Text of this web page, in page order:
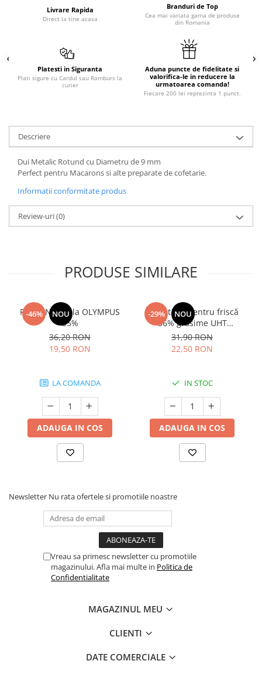
Livrare Rapida
Direct la tine acasa
Branduri de Top
Cea mai variata gama de produse
din Romania
Platesti in Siguranta
Plati sigure cu Cardul sau Ramburs la
curier
Aduna puncte de fidelitate si
valorifica-le in reducere la
urmatoarea comanda!
Fiecare 200 lei reprezinta 1 punct.
Descriere
Dui Metalic Rotund cu Diametru de 9 mm
Perfect pentru Macarons si alte preparate de cofetarie.
Informatii conformitate produs
Review-uri(0)
PRODUSE SIMILARE
-46% NOU
Frisca Naturala OLYMPUS
35%
36,20 RON
19,50 RON
LA COMANDA
ADAUGA IN COS
-29% NOU
Smântână pentru friscă
36% grăsime UHT
MLEKOVITA
31,90 RON
22,50 RON
IN STOC
ADAUGA IN COS
Newsletter Nu rata ofertele si promotiile noastre
Vreau sa primesc newsletter cu promotiile
magazinului. Afla mai multe in Politica de
Confidentialitate
MAGAZINUL MEU
CLIENTI
DATE COMERCIALE